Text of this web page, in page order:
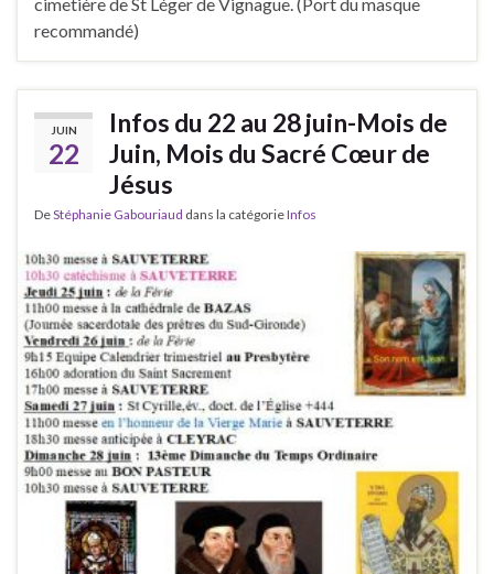
recommandé)
JUIN
22
Infos du 22 au 28 juin-Mois de
Juin, Mois du Sacré Cœur de
Jésus
DeStéphanie Gabouriaud dans la catégorieInfos